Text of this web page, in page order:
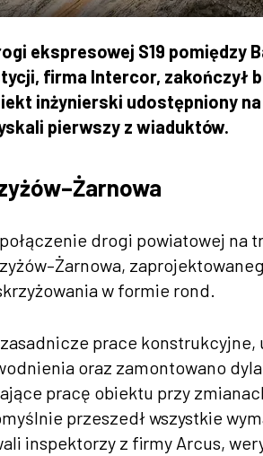
ekspresowej S19
firma Intercor, zakończył
inżynierski udostępniony
pierwszy z wiaduktów.
drogi powiatowej na
w formie rond.
prace konstrukcyjne,
oraz zamontowano
pracę obiektu przy
przeszedł wszystkie
inspektorzy z firmy Arcus,